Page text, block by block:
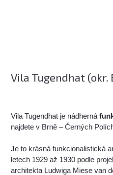
Vila Tugendhat
Vila Tugendhat je nádherná
najdete v Brně – Černých
Je to krásná funkcionalistická
letech 1929 až 1930 podle
architekta Ludwiga Miese van